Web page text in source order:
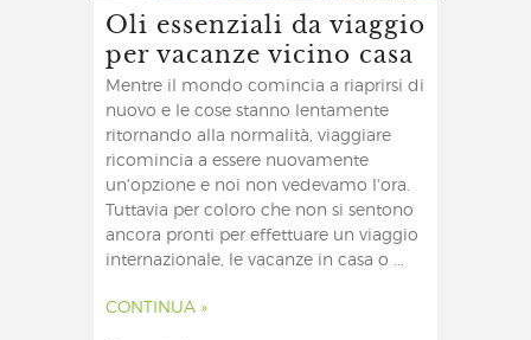
Oli essenziali da viaggio
per vacanze vicino casa
Mentre il mondo comincia a riaprirsi di
nuovo e le cose stanno lentamente
ritornando alla normalità, viaggiare
ricomincia a essere nuovamente
un'opzione e noi non vedevamo l'ora.
Tuttavia per coloro che non si sentono
ancora pronti per effettuare un viaggio
internazionale, le vacanze in casa o ...
CONTINUA »